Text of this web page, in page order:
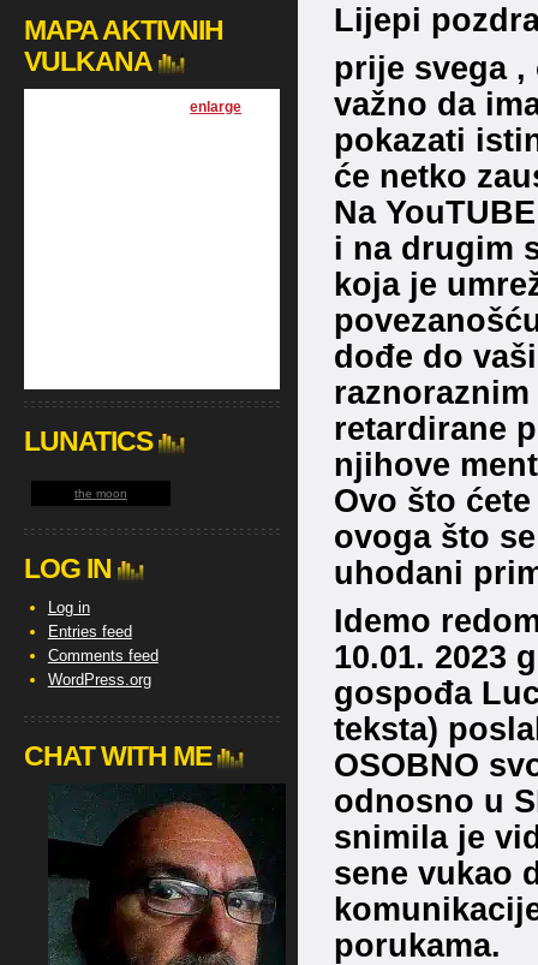
Lijepi
prije svega
važno da
pokazati
će netko
Na
i na drugim
koja je
dođe do
retardirane
njihove
Ovo što
ovoga što
uhodani
Idemo
10.01. 2023
gospođa
teksta)
OSOBNO
odnosno u
snimila je
sene vukao
porukama.
MAPA AKTIVNIH
VULKANA
[enlarge
LUNATICS
the moon
LOG IN
Log in
Entries feed
Comments feed
WordPress.org
CHAT WITH ME